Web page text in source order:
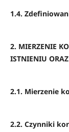
1.4.
2. MIERZENIE
ISTNIENIU
2.1. Mierzenie
2.2. Czynniki